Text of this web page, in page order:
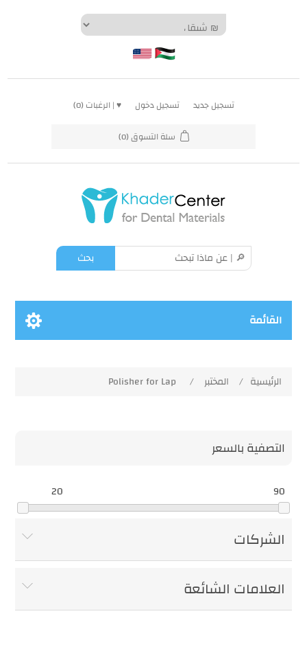
تسجيل جديد تسجيل دخول ♥ | الرغبات (0)
سلة التسوق(0)
بحث
القائمة
الرئيسية / المختبر /
Polisher for Lap
التصفية بالسعر
20 90
الشركات
العلامات الشائعة